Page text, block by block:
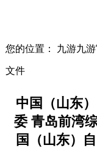
您的位置： 九游九
文件
中国（山东
委 青岛前湾
国（山东）